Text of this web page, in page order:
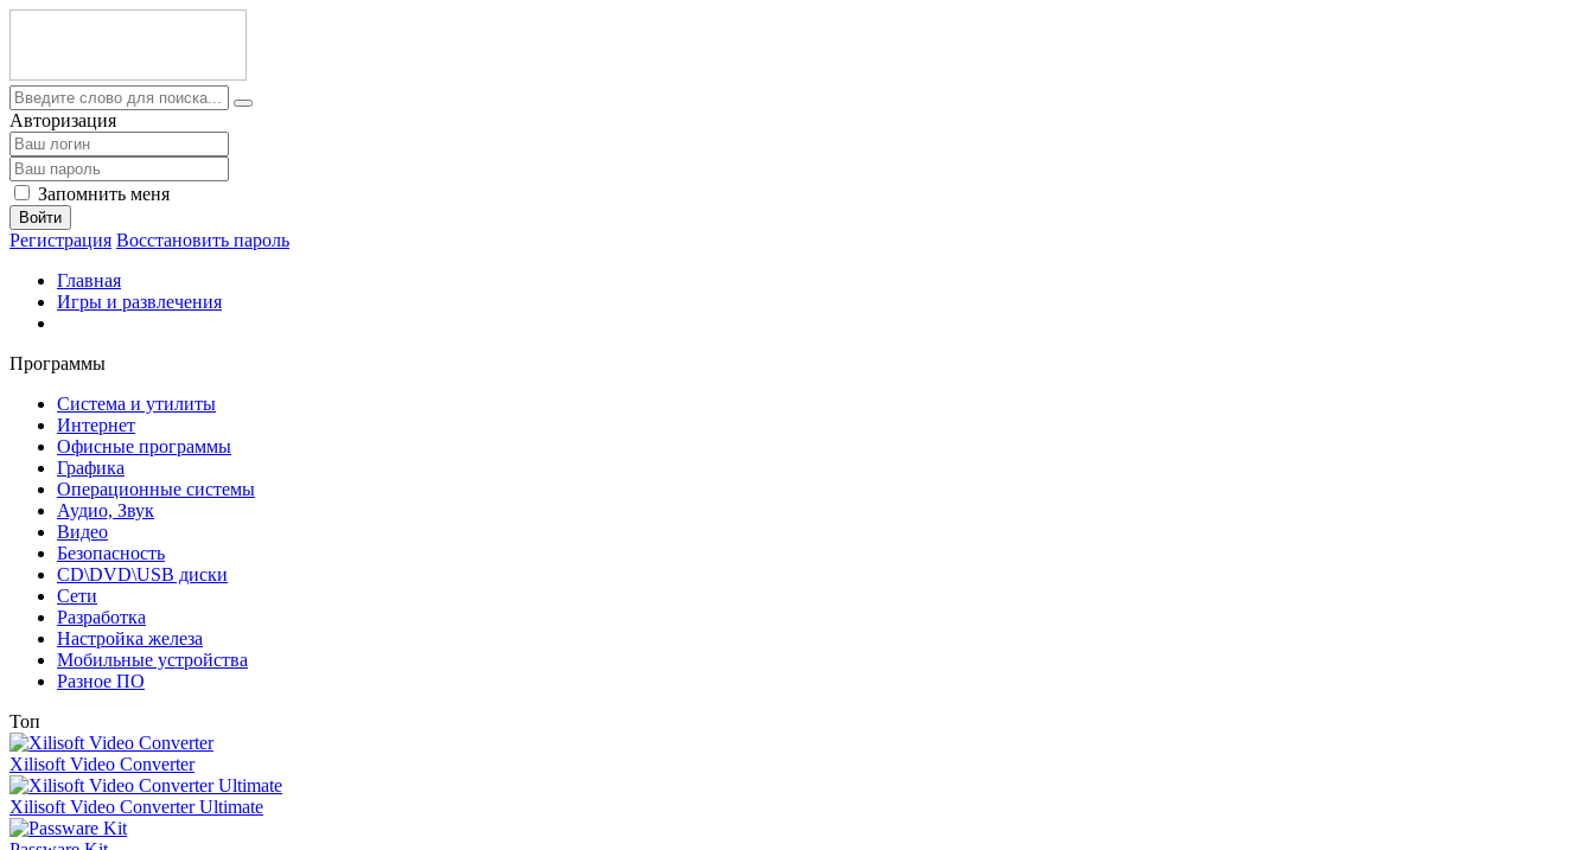
Авторизация
Запомнить меня
Войти
Регистрация Восстановить пароль
Главная
Игры и развлечения
Программы
Система и утилиты
Интернет
Офисные программы
Графика
Операционные системы
Аудио, Звук
Видео
Безопасность
CD\DVD\USB диски
Сети
Разработка
Настройка железа
Мобильные устройства
Разное ПО
Топ
Xilisoft Video Converter
Xilisoft Video Converter Ultimate